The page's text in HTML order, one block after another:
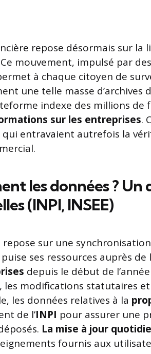
repose désormais sur la
mouvement, impulsé par
à chaque citoyen de
une telle masse d’archives
indexe des millions de
sur les entreprises.
entravaient autrefois la
les données ?
(INPI, INSEE)
sur une
ses ressources auprès de
depuis le début de
les modifications statutaires
les données relatives à la
de l’INPI pour assurer une
La mise à jour
fournis aux